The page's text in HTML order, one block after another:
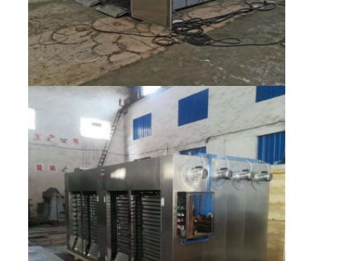
เครื่องเป่าสเปรย์แรงเหวี่ยงความเร็วสูง
เครื่องอบแห้งฟลูอิไดซ์เบดแบบสั่น
ไมโครเวฟเครื่องอบสูญญากาศ
เครื่องเป่าพ่นแรงดัน
เครื่องอบลมร้อน
เครื่องผสมริบบิ้นแนวนอน
เครื่องบดอเนกประสงค์